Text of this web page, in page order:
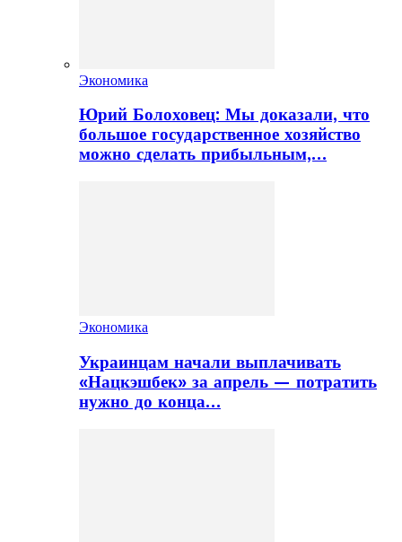
Экономика
Юрий Болоховец: Мы доказали, что
большое государственное хозяйство
можно сделать прибыльным,…
Экономика
Украинцам начали выплачивать
«Нацкэшбек» за апрель — потратить
нужно до конца…